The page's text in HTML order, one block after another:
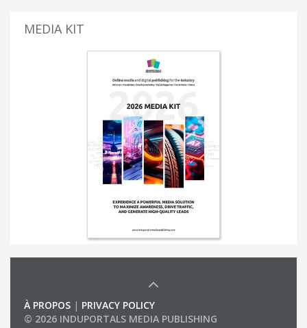
MEDIA KIT
À PROPOS | PRIVACY POLICY
© 2026 INDUPORTALS MEDIA PUBLISHING